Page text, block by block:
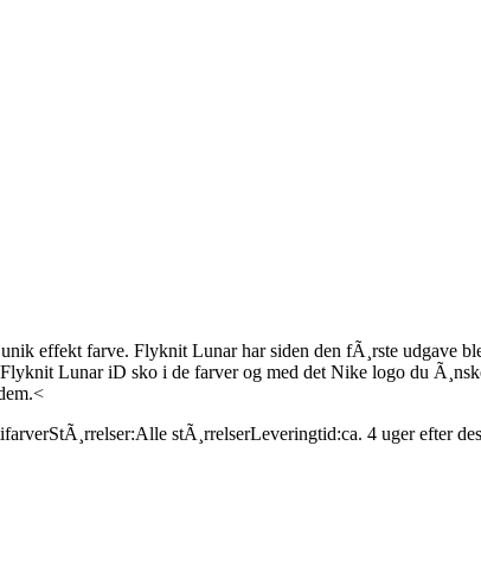
effekt farve. Flyknit Lunar har siden den fÃ¸rste udgave
Lunar iD sko i de farver og med det Nike logo du
StÃ¸rrelser:Alle stÃ¸rrelserLeveringtid:ca. 4 uger efter